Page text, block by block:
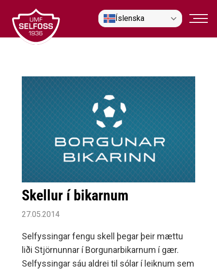
efni
Íslenska
Skellur í bikarnum
27.05.2014
Selfyssingar fengu skell þegar þeir mættu
liði Stjörnunnar í Borgunarbikarnum í gær.
Selfyssingar sáu aldrei til sólar í leiknum sem